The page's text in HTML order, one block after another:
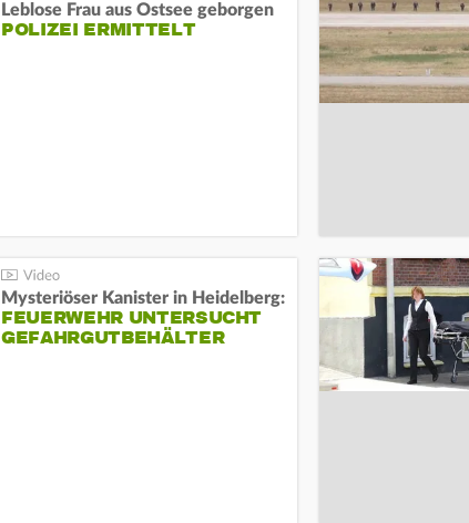
Leblose Frau aus Ostsee geborgen
POLIZEI ERMITTELT
Mysteriöser Kanister in Heidelberg:
FEUERWEHR UNTERSUCHT
GEFAHRGUTBEHÄLTER